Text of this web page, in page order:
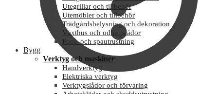
Utegrillar och tillbehör
Utemöbler och tillbehör
Trädgårdsbelysning och dekoration
Växthus och odlingslådor
Pool- och spautrustning
Bygg
Verktyg och maskiner
Handverktyg
Elektriska verktyg
Verktygslådor och förvaring